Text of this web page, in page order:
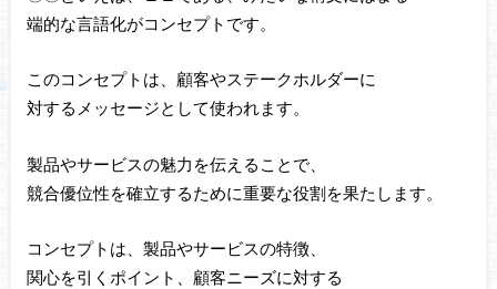
端的な言語化がコンセプトです。
このコンセプトは、顧客やステークホルダーに
対するメッセージとして使われます。
製品やサービスの魅力を伝えることで、
競合優位性を確立するために重要な役割を果たします。
コンセプトは、製品やサービスの特徴、
関心を引くポイント、顧客ニーズに対する